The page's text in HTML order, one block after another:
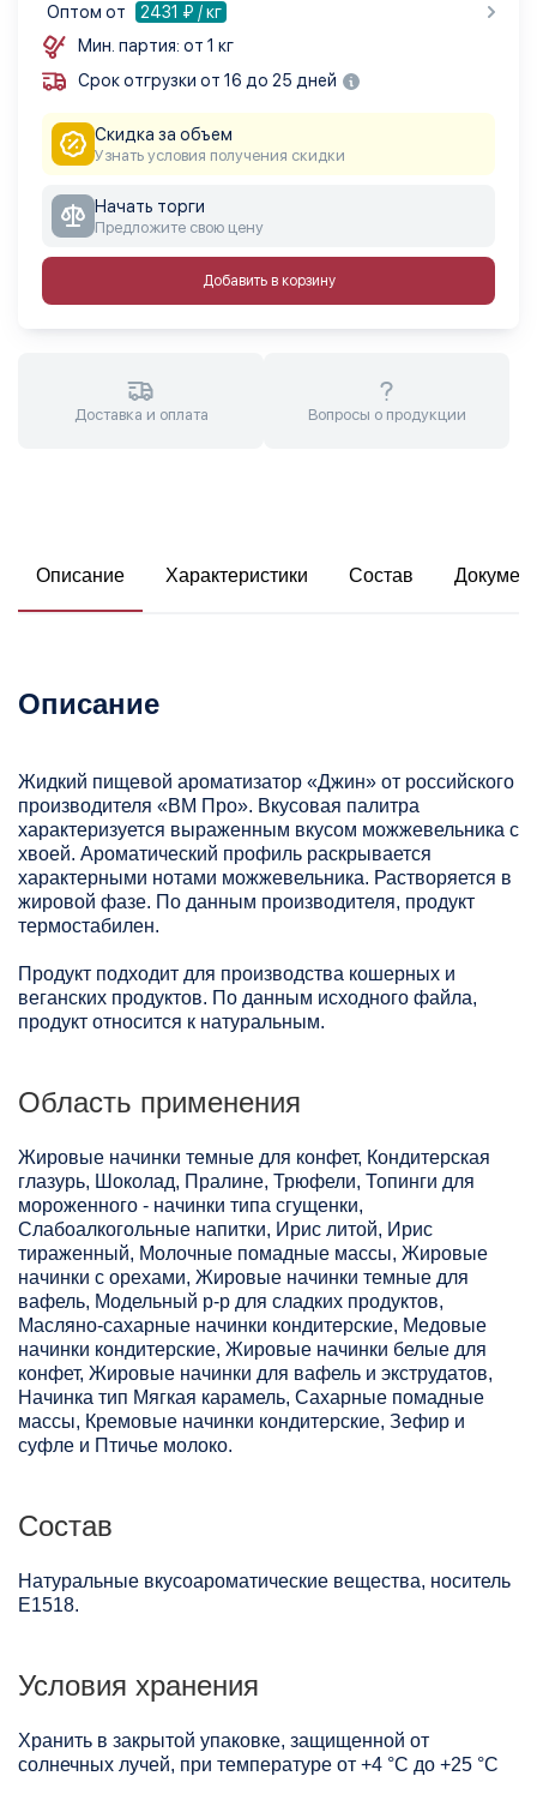
Оптом от
2431 ₽ / кг
Мин. партия: от 1 кг
Срок отгрузки от 16 до 25 дней
Скидка за объем
Узнать условия получения скидки
Начать торги
Предложите свою цену
Добавить в корзину
Доставка и оплата Вопросы о продукции
Описание Характеристики Состав
Описание
Жидкий пищевой ароматизатор «Джин» от российского
производителя «ВМ Про». Вкусовая палитра
характеризуется выраженным вкусом можжевельника с
хвоей. Ароматический профиль раскрывается
характерными нотами можжевельника. Растворяется в
жировой фазе. По данным производителя, продукт
термостабилен.
Продукт подходит для производства кошерных и
веганских продуктов. По данным исходного файла,
продукт относится к натуральным.
Область применения
Жировые начинки темные для конфет, Кондитерская
глазурь, Шоколад, Пралине, Трюфели, Топинги для
мороженного - начинки типа сгущенки,
Слабоалкогольные напитки, Ирис литой, Ирис
тираженный, Молочные помадные массы, Жировые
начинки с орехами, Жировые начинки темные для
вафель, Модельный р-р для сладких продуктов,
Масляно-сахарные начинки кондитерские, Медовые
начинки кондитерские, Жировые начинки белые для
конфет, Жировые начинки для вафель и экструдатов,
Начинка тип Мягкая карамель, Сахарные помадные
массы, Кремовые начинки кондитерские, Зефир и
суфле и Птичье молоко.
Состав
Натуральные вкусоароматические вещества, носитель
Е1518.
Условия хранения
Хранить в закрытой упаковке, защищенной от
солнечных лучей, при температуре от +4 °C до +25 °C